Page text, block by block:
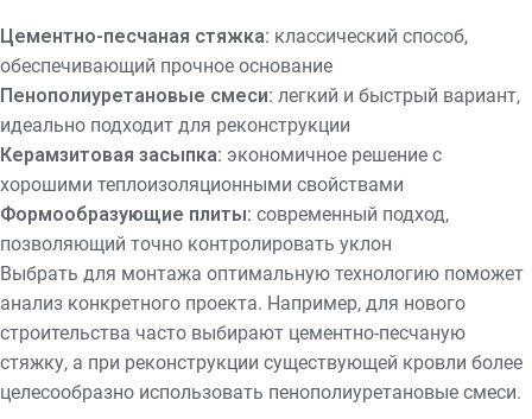
Цементно-песчаная стяжка: классический способ,
обеспечивающий прочное основание
Пенополиуретановые смеси: легкий и быстрый вариант,
идеально подходит для реконструкции
Керамзитовая засыпка: экономичное решение с
хорошими теплоизоляционными свойствами
Формообразующие плиты: современный подход,
позволяющий точно контролировать уклон
Выбрать для монтажа оптимальную технологию поможет
анализ конкретного проекта. Например, для нового
строительства часто выбирают цементно-песчаную
стяжку, а при реконструкции существующей кровли более
целесообразно использовать пенополиуретановые смеси.